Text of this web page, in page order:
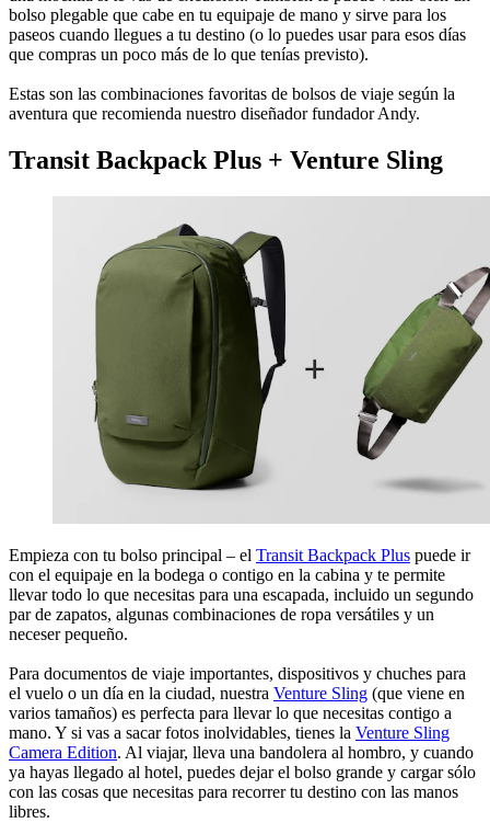
bolso plegable que cabe en tu equipaje de mano y sirve para los
paseos cuando llegues a tu destino (o lo puedes usar para esos días
que compras un poco más de lo que tenías previsto).
Estas son las combinaciones favoritas de bolsos de viaje según la
aventura que recomienda nuestro diseñador fundador Andy.
Transit Backpack Plus + Venture Sling
Empieza con tu bolso principal – el Transit Backpack Plus puede ir
con el equipaje en la bodega o contigo en la cabina y te permite
llevar todo lo que necesitas para una escapada, incluido un segundo
par de zapatos, algunas combinaciones de ropa versátiles y un
neceser pequeño.
Para documentos de viaje importantes, dispositivos y chuches para
el vuelo o un día en la ciudad, nuestra Venture Sling (que viene en
varios tamaños) es perfecta para llevar lo que necesitas contigo a
mano. Y si vas a sacar fotos inolvidables, tienes la Venture Sling
Camera Edition. Al viajar, lleva una bandolera al hombro, y cuando
ya hayas llegado al hotel, puedes dejar el bolso grande y cargar sólo
con las cosas que necesitas para recorrer tu destino con las manos
libres.